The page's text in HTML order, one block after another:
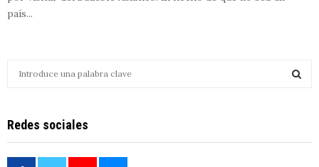
país...
c
h
f
Redes sociales